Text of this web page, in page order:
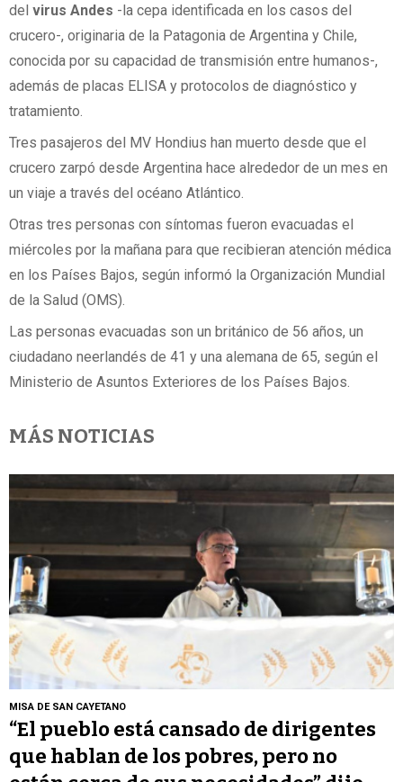
del virus Andes -la cepa identificada en los casos del
crucero-, originaria de la Patagonia de Argentina y Chile,
conocida por su capacidad de transmisión entre humanos-,
además de placas ELISA y protocolos de diagnóstico y
tratamiento.
Tres pasajeros del MV Hondius han muerto desde que el
crucero zarpó desde Argentina hace alrededor de un mes en
un viaje a través del océano Atlántico.
Otras tres personas con síntomas fueron evacuadas el
miércoles por la mañana para que recibieran atención médica
en los Países Bajos, según informó la Organización Mundial
de la Salud (OMS).
Las personas evacuadas son un británico de 56 años, un
ciudadano neerlandés de 41 y una alemana de 65, según el
Ministerio de Asuntos Exteriores de los Países Bajos.
MÁS NOTICIAS
MISA DE SAN CAYETANO
“El pueblo está cansado de dirigentes
que hablan de los pobres, pero no